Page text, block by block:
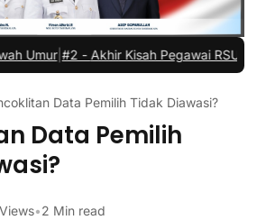
|#2 -Akhir Kisah Pegawai RSUD yang Viral
Data Pemilih Tidak Diawasi?
Data Pemilih
Views•2 Min read